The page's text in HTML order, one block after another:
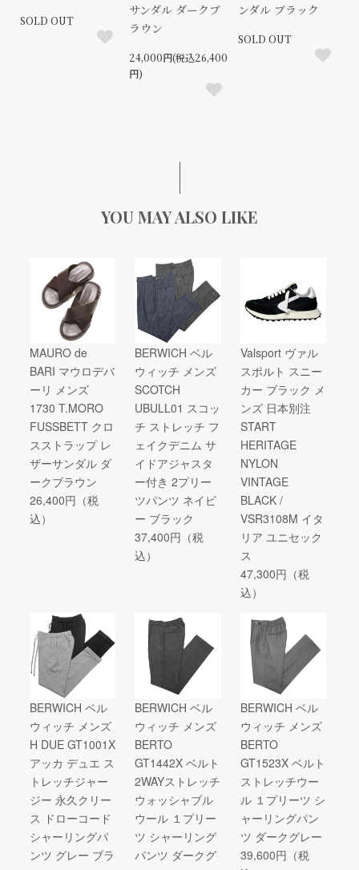
SOLD OUT
サンダル ダークブ
ラウン
24,000円(税込26,400
円)
ンダル ブラック
SOLD OUT
YOU MAY ALSO LIKE
MAURO de
BARI マウロデバ
ーリ メンズ
1730 T.MORO
FUSSBETT クロ
スストラップ レ
ザーサンダル ダ
ークブラウン
26,400円（税
込）
BERWICH ベル
ウィッチ メンズ
SCOTCH
UBULL01 スコッ
チ ストレッチ フ
ェイクデニム サ
イドアジャスタ
ー付き 2プリー
ツパンツ ネイビ
ー ブラック
37,400円（税
込）
Valsport ヴァル
スポルト スニー
カー ブラック メ
ンズ 日本別注
START
HERITAGE
NYLON
VINTAGE
BLACK /
VSR3108M イタ
リア ユニセック
ス
47,300円（税
込）
BERWICH ベル
ウィッチ メンズ
H DUE GT1001X
アッカ デュエ ス
トレッチジャー
ジー 永久クリー
ス ドローコード
シャーリングパ
ンツ グレー ブラ
BERWICH ベル
ウィッチ メンズ
BERTO
GT1442X ベルト
2WAYストレッチ
ウォッシャブル
ウール １プリー
ツ シャーリング
パンツ ダークグ
BERWICH ベル
ウィッチ メンズ
BERTO
GT1523X ベルト
ストレッチウー
ル １プリーツ シ
ャーリングパン
ツ ダークグレー
39,600円（税